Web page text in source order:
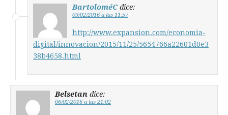
BartoloméC dice:
09/02/2016 a las 11:57
http://www.expansion.com/economia-
digital/innovacion/2015/11/25/5654766a22601d0e3
38b4658.html
Belsetan dice:
06/02/2016 a las 21:02